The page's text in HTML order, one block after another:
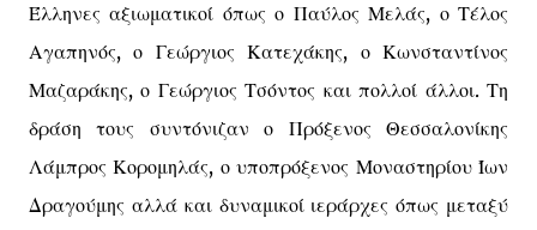
Έλληνες αξιωματικοί όπως ο Παύλος Μελάς, ο Τέλος
Αγαπηνός, ο Γεώργιος Κατεχάκης, ο Κωνσταντίνος
Μαζαράκης, ο Γεώργιος Τσόντος και πολλοί άλλοι. Τη
δράση τους συντόνιζαν ο Πρόξενος Θεσσαλονίκης
Λάμπρος Κορομηλάς, ο υποπρόξενος Μοναστηρίου Ίων
Δραγούμης αλλά και δυναμικοί ιεράρχες όπως μεταξύ